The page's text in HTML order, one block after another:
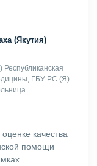
(Якутия)
ГБУ РС (Я)
качества
помощи